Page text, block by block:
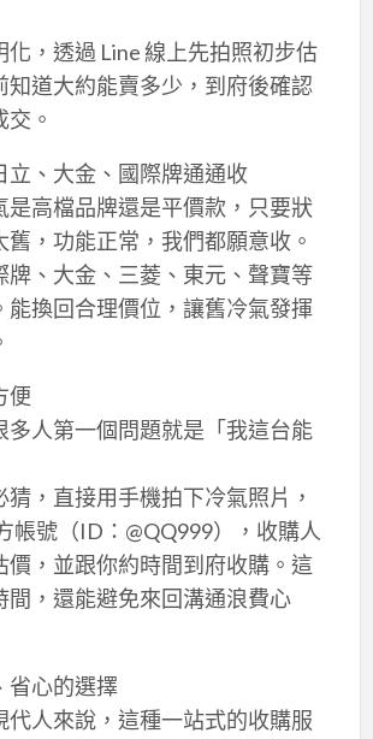
化，透過 Line 線上先拍照初步估
知道大約能賣多少，到府後確認
。
立、大金、國際牌通通收
是高檔品牌還是平價款，只要狀
舊，功能正常，我們都願意收。
牌、大金、三菱、東元、聲寶等
能換回合理價位，讓舊冷氣發揮
便
多人第一個問題就是「我這台能
，直接用手機拍下冷氣照片，
帳號（ID：@QQ999），收購人
價，並跟你約時間到府收購。這
間，還能避免來回溝通浪費心
省心的選擇
代人來說，這種一站式的收購服